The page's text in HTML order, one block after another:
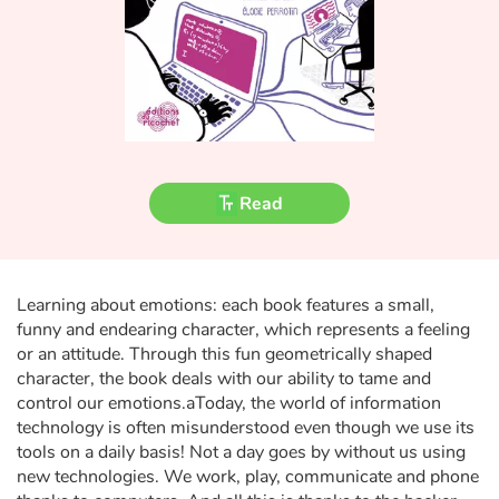
Fable, myth, literature and poetry
Princesses and princes, kings, queens and dragons
Ogres, monsters and witches
Heroines and Heroes
Ecology, nature, seasons
Travel, epic, investigation, adventure
Around the world
Learning
Read
Learning about emotions: each book features a small,
funny and endearing character, which represents a feeling
or an attitude. Through this fun geometrically shaped
character, the book deals with our ability to tame and
control our emotions.aToday, the world of information
technology is often misunderstood even though we use its
tools on a daily basis! Not a day goes by without us using
new technologies. We work, play, communicate and phone